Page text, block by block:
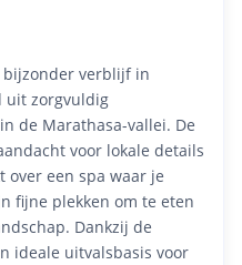
verblijf in
uit zorgvuldig
de Marathasa-vallei. De
voor lokale details
over een spa waar je
fijne plekken om te eten
Dankzij de
ideale uitvalsbasis voor